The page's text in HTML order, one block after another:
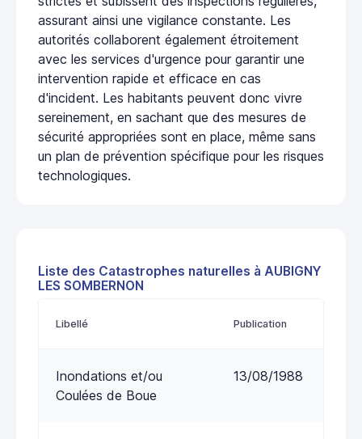
assurant ainsi une vigilance constante. Les
autorités collaborent également étroitement
avec les services d'urgence pour garantir une
intervention rapide et efficace en cas
d'incident. Les habitants peuvent donc vivre
sereinement, en sachant que des mesures de
sécurité appropriées sont en place, même sans
un plan de prévention spécifique pour les risques
technologiques.
Liste des Catastrophes naturelles à AUBIGNY
LES SOMBERNON
Libellé Publication
Inondations et/ou
Coulées de Boue
13/08/1988